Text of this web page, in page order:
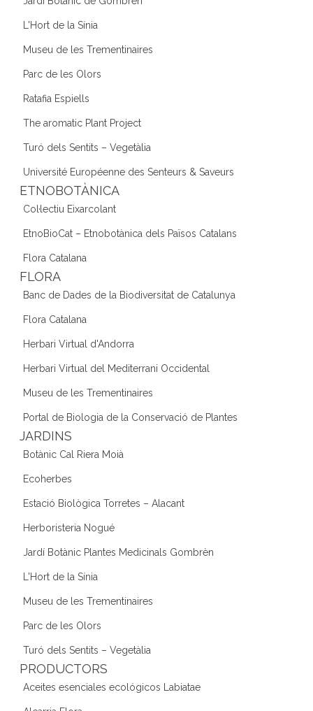
L'Hort de la Sínia
Museu de les Trementinaires
Parc de les Olors
Ratafia Espiells
The aromatic Plant Project
Turó dels Sentits – Vegetàlia
Université Européenne des Senteurs & Saveurs
ETNOBOTÀNICA
Col·lectiu Eixarcolant
EtnoBioCat – Etnobotànica dels Països Catalans
Flora Catalana
FLORA
Banc de Dades de la Biodiversitat de Catalunya
Flora Catalana
Herbari Virtual d'Andorra
Herbari Virtual del Mediterrani Occidental
Museu de les Trementinaires
Portal de Biologia de la Conservació de Plantes
JARDINS
Botànic Cal Riera Moià
Ecoherbes
Estació Biològica Torretes – Alacant
Herboristeria Nogué
Jardí Botànic Plantes Medicinals Gombrèn
L'Hort de la Sínia
Museu de les Trementinaires
Parc de les Olors
Turó dels Sentits – Vegetàlia
PRODUCTORS
Aceites esenciales ecológicos Labiatae